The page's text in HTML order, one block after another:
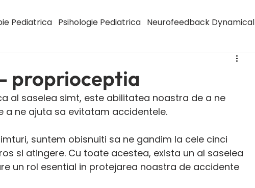
Pediatrica Psihologie Pediatrica Neurofeedback Dynamical
proprioceptia
al saselea simt, este abilitatea noastra de a ne
a ne ajuta sa evitatam accidentele.
suntem obisnuiti sa ne gandim la cele cinci
si atingere. Cu toate acestea, exista un al saselea
un rol esential in protejarea noastra de accidente